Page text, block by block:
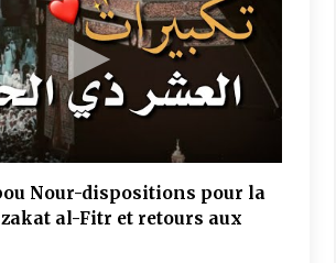
Nour-dispositions pour la
al-Fitr et retours aux